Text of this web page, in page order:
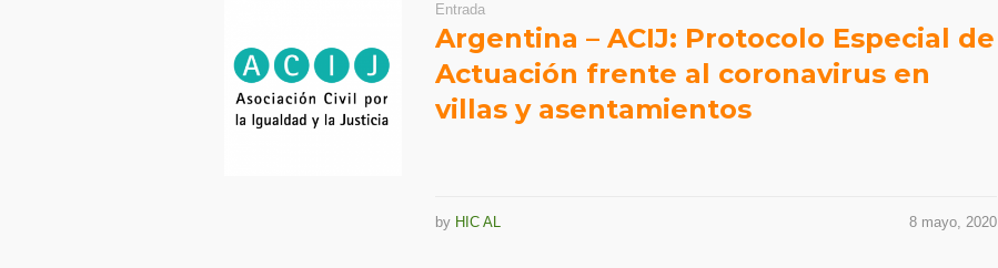
Entrada
Argentina – ACIJ: Protocolo Especial de
Actuación frente al coronavirus en
villas y asentamientos
8 mayo, 2020
by HIC AL